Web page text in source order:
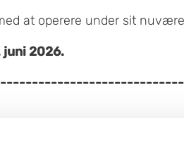
at operere under sit
2026.